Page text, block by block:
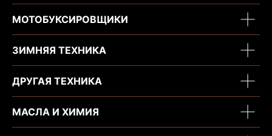
МОТОБУКСИРОВЩИКИ
ЗИМНЯЯ ТЕХНИКА
ДРУГАЯ ТЕХНИКА
МАСЛА И ХИМИЯ